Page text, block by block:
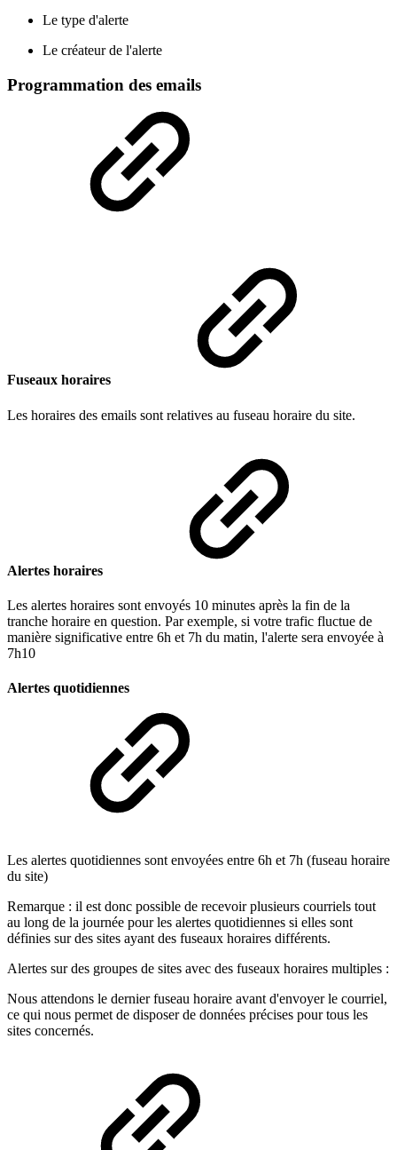
Le type d'alerte
Le créateur de l'alerte
Programmation des emails
Fuseaux horaires
Les horaires des emails sont relatives au fuseau horaire du site.
Alertes horaires
Les alertes horaires sont envoyés 10 minutes après la fin de la
tranche horaire en question. Par exemple, si votre trafic fluctue de
manière significative entre 6h et 7h du matin, l'alerte sera envoyée à
7h10
Alertes quotidiennes
Les alertes quotidiennes sont envoyées entre 6h et 7h (fuseau horaire
du site)
Remarque : il est donc possible de recevoir plusieurs courriels tout
au long de la journée pour les alertes quotidiennes si elles sont
définies sur des sites ayant des fuseaux horaires différents.
Alertes sur des groupes de sites avec des fuseaux horaires multiples :
Nous attendons le dernier fuseau horaire avant d'envoyer le courriel,
ce qui nous permet de disposer de données précises pour tous les
sites concernés.